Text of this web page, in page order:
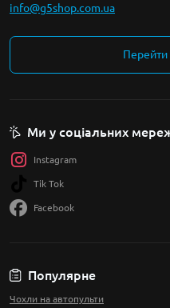
info@g5shop.com.ua
Перейти
Популярне
Чохли на автопульти
Ми у соціальних
Instagram
Tik Tok
Facebook